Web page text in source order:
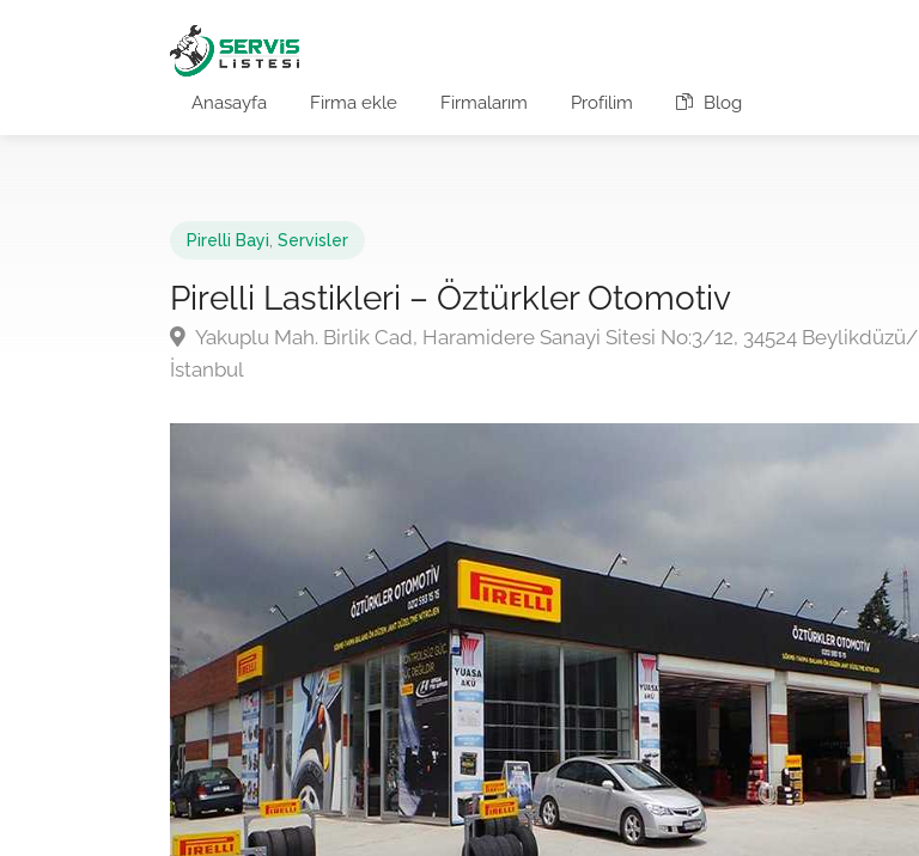
Anasayfa Firma ekle Firmalarım Profilim Blog
Pirelli Bayi Servisler
Pirelli Lastikleri – Öztürkler Otomotiv
Yakuplu Mah. Birlik Cad, Haramidere Sanayi Sitesi No:3/12, 34524 Beylikdüzü/
İstanbul